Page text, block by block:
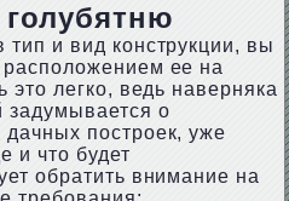
голубятню
и вид конструкции, вы
ее на
это легко, ведь наверняка
задумывается о
построек, уже
и что будет
обратить внимание на